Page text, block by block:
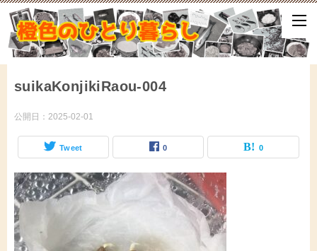
ひとり暮らしをしながら、気づいたことや、ふと思ったこと、試して
となどをアップしていきます。
suikaKonjikiRaou-004
公開日： 2025-02-01
Tweet 0 0